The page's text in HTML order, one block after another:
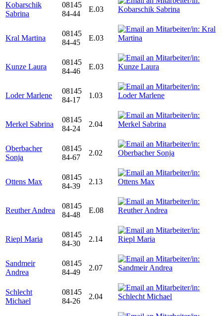
Kobarschik
Sabrina
08145
84-44
E.03
Kral Martina
08145
84-45
E.03
Kunze Laura
08145
84-46
E.03
Loder Marlene
08145
84-17
1.03
Merkel Sabrina
08145
84-24
2.04
Oberbacher
Sonja
08145
84-67
2.02
Ottens Max
08145
84-39
2.13
Reuther Andrea
08145
84-48
E.08
Riepl Maria
08145
84-30
2.14
Sandmeir
Andrea
08145
84-49
2.07
Schlecht
Michael
08145
84-26
2.04